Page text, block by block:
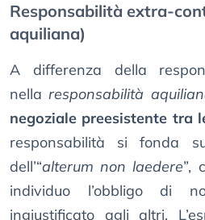
Responsabilità extra-
aquiliana)
A differenza della
nellaresponsabilità
negoziale preesistente tra
responsabilità si fonda
dell’“alterum non laedere”,
individuo l’obbligo di
ingiustificato agli altri.